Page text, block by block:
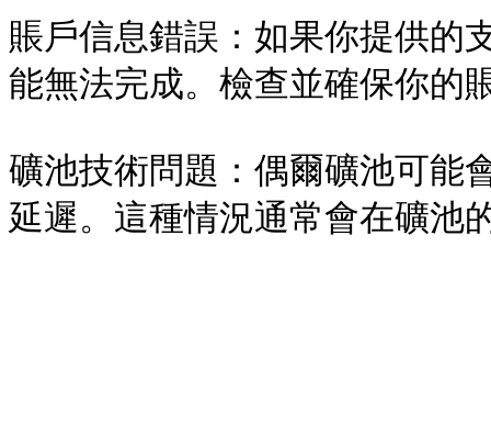
賬戶信息錯誤：如果你提供的
能無法完成。檢查並確保你的
礦池技術問題：偶爾礦池可能